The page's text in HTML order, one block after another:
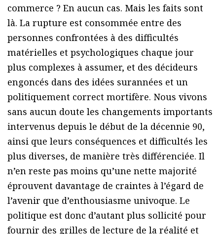
commerce ? En aucun cas. Mais les faits sont
là. La rupture est consommée entre des
personnes confrontées à des difficultés
matérielles et psychologiques chaque jour
plus complexes à assumer, et des décideurs
engoncés dans des idées surannées et un
politiquement correct mortifère. Nous vivons
sans aucun doute les changements importants
intervenus depuis le début de la décennie 90,
ainsi que leurs conséquences et difficultés les
plus diverses, de manière très différenciée. Il
n’en reste pas moins qu’une nette majorité
éprouvent davantage de craintes à l’égard de
l’avenir que d’enthousiasme univoque. Le
politique est donc d’autant plus sollicité pour
fournir des grilles de lecture de la réalité et